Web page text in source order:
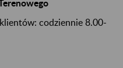
codziennie 8.00-